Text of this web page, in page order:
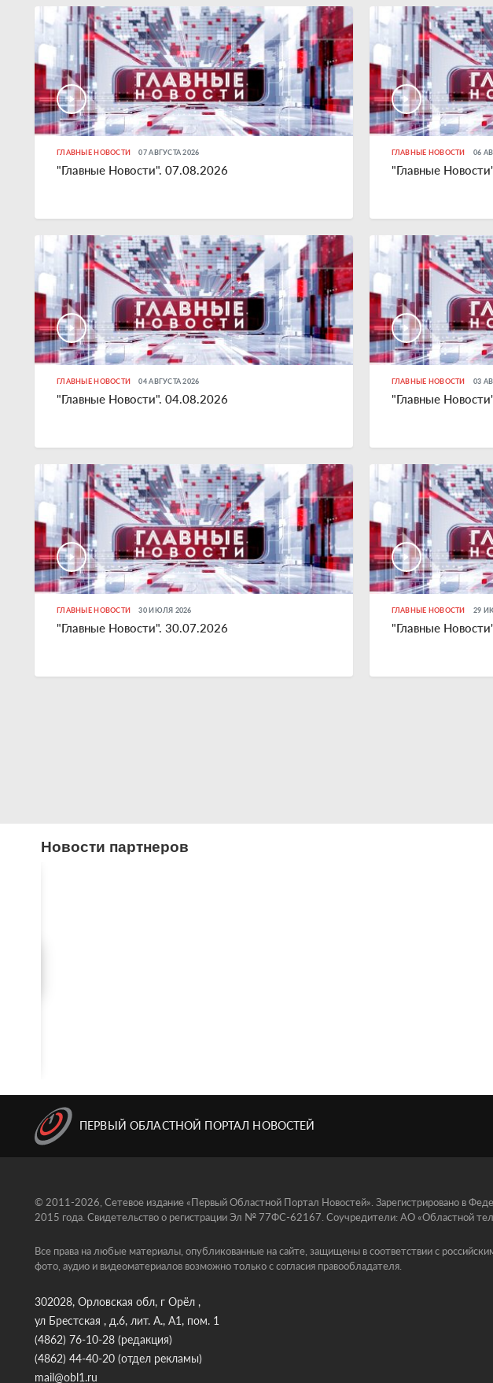
ГЛАВНЫЕ НОВОСТИ 07 АВГУСТА 2026
"Главные Новости". 07.08.2026
ГЛАВНЫЕ НОВОСТИ 06
"Главные
ГЛАВНЫЕ НОВОСТИ 04 АВГУСТА 2026
"Главные Новости". 04.08.2026
ГЛАВНЫЕ НОВОСТИ 03
"Главные
ГЛАВНЫЕ НОВОСТИ 30 ИЮЛЯ 2026
"Главные Новости". 30.07.2026
ГЛАВНЫЕ НОВОСТИ 29
"Главные
Новости партнеров
ПЕРВЫЙ ОБЛАСТНОЙ ПОРТАЛ НОВОСТЕЙ
© 2011-2026, Сетевое издание «Первый Областной Портал Новостей». Зарегистрировано в
2015 года. Свидетельство о регистрации Эл № 77ФС-62167. Соучредители: АО «Областной
Все права на любые материалы, опубликованные на сайте, защищены в соответствии с
фото, аудио и видеоматериалов возможно только с согласия правообладателя.
302028, Орловская обл, г Орёл ,
ул Брестская , д.6, лит. А., А1, пом. 1
(4862) 76-10-28 (редакция)
(4862) 44-40-20 (отдел рекламы)
mail@obl1.ru